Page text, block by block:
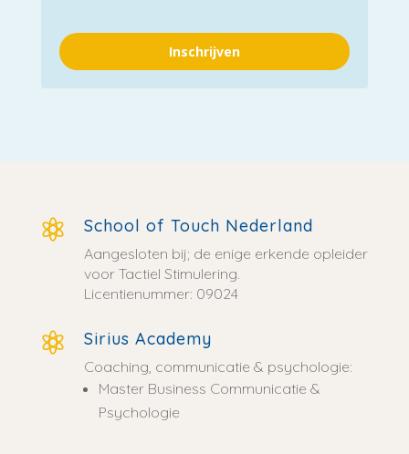
Inschrijven
 School of Touch Nederland
Aangesloten bij; de enige erkende opleider
voor Tactiel Stimulering.
Licentienummer: 09024
 Sirius Academy
Coaching, communicatie & psychologie:
Master Business Communicatie &
Psychologie